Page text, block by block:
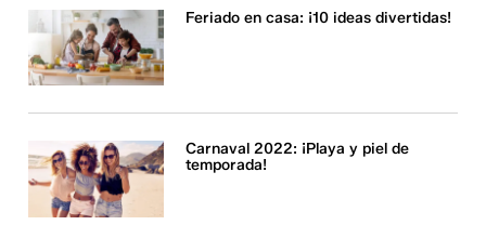
Feriado en casa: ¡10 ideas divertidas!
Carnaval 2022: ¡Playa y piel de
temporada!